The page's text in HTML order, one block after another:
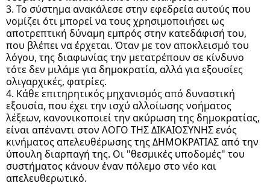
3. Το σύστημα ανακάλεσε στην εφεδρεία αυτούς που
νομίζει ότι μπορεί να τους χρησιμοποιήσει ως
αποτρεπτική δύναμη εμπρός στην κατεδάφισή του,
που βλέπει να έρχεται. Όταν με τον αποκλεισμό του
λόγου, της διαφωνίας την μετατρέπουν σε κίνδυνο
τότε δεν μιλάμε για δημοκρατία, αλλά για εξουσίες
ολιγαρχικές, φατρίες.
4. Κάθε επιτηρητικός μηχανισμός από δυναστική
εξουσία, που έχει την ισχύ αλλοίωσης νοήματος
λέξεων, κανονικοποιεί την ακύρωση της δημοκρατίας,
είναι απέναντι στον ΛΟΓΟ ΤΗΣ ΔΙΚΑΙΟΣΥΝΗΣ ενός
κινήματος απελευθέρωσης της ΔΗΜΟΚΡΑΤΙΑΣ από την
ύπουλη διαρπαγή της. Οι "θεσμικές υποδομές" του
συστήματος κάνουν έναν πόλεμο στο νέο και
απελευθερωτικό.